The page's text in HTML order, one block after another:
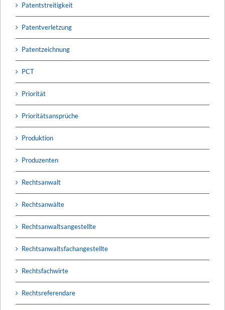
Patentstreitigkeit
Patentverletzung
Patentzeichnung
PCT
Priorität
Prioritätsansprüche
Produktion
Produzenten
Rechtsanwalt
Rechtsanwälte
Rechtsanwaltsangestellte
Rechtsanwaltsfachangestellte
Rechtsfachwirte
Rechtsreferendare